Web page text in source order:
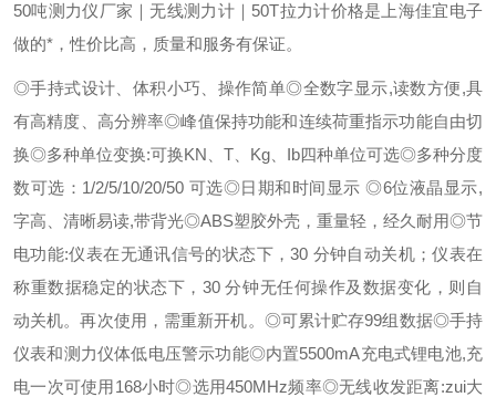
50吨测力仪厂家｜无线测力计｜50T拉力计价格是上海佳宜电子
做的*，性价比高，质量和服务有保证。
◎手持式设计、体积小巧、操作简单◎全数字显示,读数方便,具
有高精度、高分辨率◎峰值保持功能和连续荷重指示功能自由切
换◎多种单位变换:可换KN、T、Kg、Ib四种单位可选◎多种分度
数可选：1/2/5/10/20/50 可选◎日期和时间显示 ◎6位液晶显示,
字高、清晰易读,带背光◎ABS塑胶外壳，重量轻，经久耐用◎节
电功能:仪表在无通讯信号的状态下，30 分钟自动关机；仪表在
称重数据稳定的状态下，30 分钟无任何操作及数据变化，则自
动关机。再次使用，需重新开机。◎可累计贮存99组数据◎手持
仪表和测力仪体低电压警示功能◎内置5500mA充电式锂电池,充
电一次可使用168小时◎选用450MHz频率◎无线收发距离:zui大